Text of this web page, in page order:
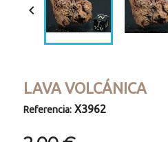

LAVA VOLCÁNICA
Referencia: X3962